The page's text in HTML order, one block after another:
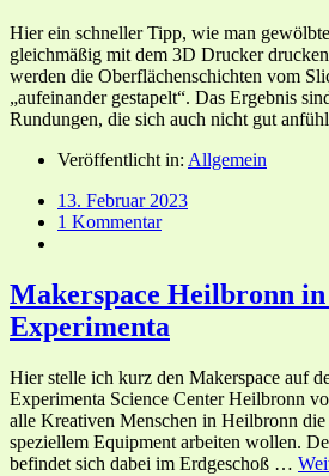
Hier ein schneller Tipp, wie man
gleichmäßig mit dem 3D Drucker
werden die Oberflächenschichten vom
„aufeinander gestapelt“. Das Ergebnis
Rundungen, die sich auch nicht gut
Veröffentlicht in: Allgemein
13. Februar 2023
1 Kommentar
Makerspace Heilbronn
Experimenta
Hier stelle ich kurz den Makerspace auf
Experimenta Science Center Heilbronn
alle Kreativen Menschen in Heilbronn
speziellem Equipment arbeiten wollen.
befindet sich dabei im Erdgeschoß …